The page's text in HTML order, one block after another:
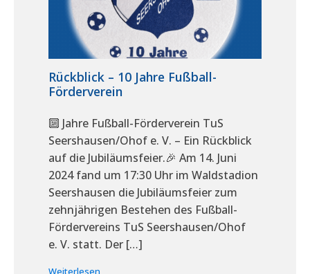
Rückblick – 10 Jahre Fußball-
Förderverein
🔟 Jahre Fußball-Förderverein TuS
Seershausen/Ohof e. V. – Ein Rückblick
auf die Jubiläumsfeier.🎉 Am 14. Juni
2024 fand um 17:30 Uhr im Waldstadion
Seershausen die Jubiläumsfeier zum
zehnjährigen Bestehen des Fußball-
Fördervereins TuS Seershausen/Ohof
e. V. statt. Der […]
Weiterlesen